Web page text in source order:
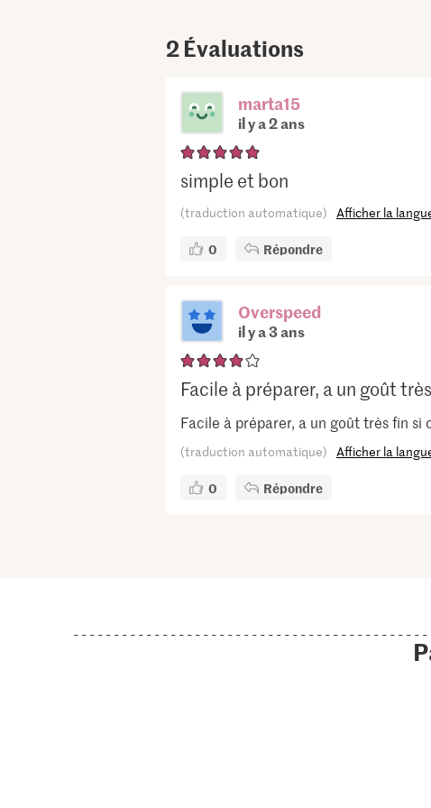
2Évaluations
marta15
il y a 2 ans
simple et bon
(traduction automatique) Afficher la
0 Répondre
Overspeed
il y a 3 ans
Facile à préparer, a un goût
Facile à préparer, a un goût très fin si
(traduction automatique) Afficher la
0 Répondre